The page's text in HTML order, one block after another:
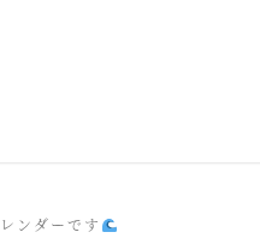
ンダーです